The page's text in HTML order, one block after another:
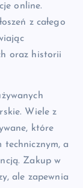
online.
z całego
oraz historii
Wiele z
które
technicznym, a
Zakup w
ale zapewnia